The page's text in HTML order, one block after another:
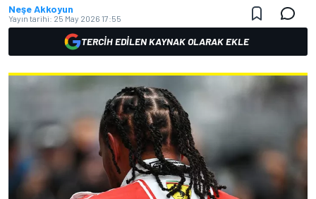
Neşe Akkoyun
Yayın tarihi: 25 May 2026 17:55
TERCIH EDILEN KAYNAK OLARAK EKLE